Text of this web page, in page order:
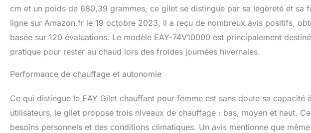
cm et un poids de 680,39 grammes, ce gilet se distingue par sa légèreté et sa
ligne sur Amazon.fr le 19 octobre 2023, il a reçu de nombreux avis positifs,
basée sur 120 évaluations. Le modèle EAY-74V10000 est principalement
pratique pour rester au chaud lors des froides journées hivernales.
Performance de chauffage et autonomie
Ce qui distingue le EAY Gilet chauffant pour femme est sans doute sa capacité
utilisateurs, le gilet propose trois niveaux de chauffage : bas, moyen et haut.
besoins personnels et des conditions climatiques. Un avis mentionne que